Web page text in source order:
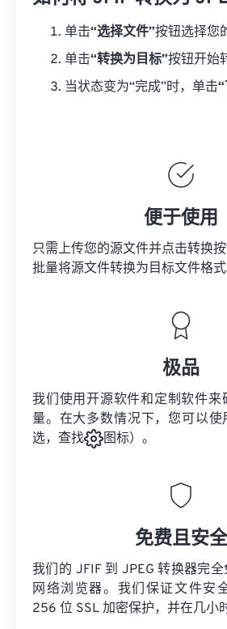
单击“选择文件”按钮选择您
单击“转换为目标”按钮开始
当状态变为“完成”时，单击
便于使用
只需上传您的源文件并点击转换
批量将源文件转换为目标文件格式
极品
我们使用开源软件和定制软件来
量。在大多数情况下，您可以使
选，查找
图标）。
免费且安全
我们的 JFIF 到 JPEG 转换器完
网络浏览器。我们保证文件安
256 位 SSL 加密保护，并在几小